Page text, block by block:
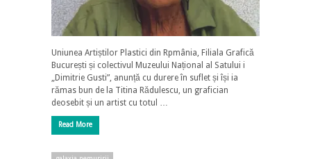
Uniunea Artiștilor Plastici din Rpmânia, Filiala Grafică
București și colectivul Muzeului Național al Satului i
„Dimitrie Gusti”, anunță cu durere în suflet și își ia
rămas bun de la Titina Rădulescu, un grafician
deosebit și un artist cu totul …
Read More